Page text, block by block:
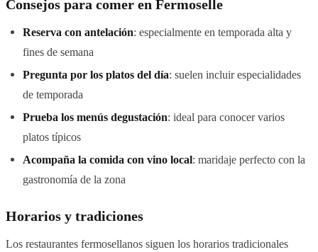
Consejos para comer en Fermoselle
Reserva con antelación: especialmente en temporada alta y
fines de semana
Pregunta por los platos del día: suelen incluir especialidades
de temporada
Prueba los menús degustación: ideal para conocer varios
platos típicos
Acompaña la comida con vino local: maridaje perfecto con la
gastronomía de la zona
Horarios y tradiciones
Los restaurantes fermosellanos siguen los horarios tradicionales